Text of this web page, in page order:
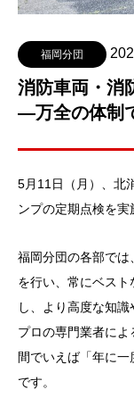
福岡分団
消防車両・消
—万全の体制
5月11日（月）、北
ンプの定期点検を実
福岡分団の各部で
を行い、常にベス
し、より高度な知識
プロの専門業者に
間でいえば「年に
です。